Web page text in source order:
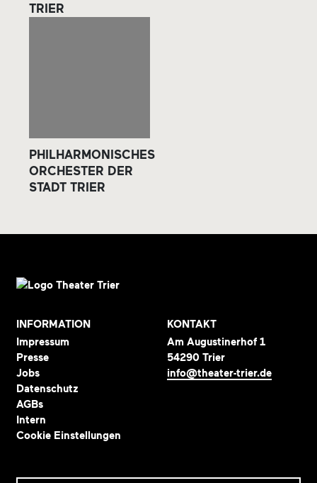
TRIER
PHILHARMONISCHES
ORCHESTER DER
STADT TRIER
INFORMATION
Impressum
Presse
Jobs
Datenschutz
AGBs
Intern
Cookie Einstellungen
KONTAKT
Am Augustinerhof 1
54290 Trier
info@theater-trier.de